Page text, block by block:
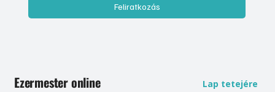
Feliratkozás
Ezermester online Lap tetejére